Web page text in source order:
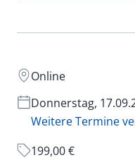
Online
Donnerstag,
Weitere Termine
199,00 €